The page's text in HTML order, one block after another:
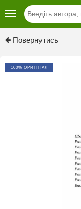
Повернутись
100% ОРИГІНАЛ